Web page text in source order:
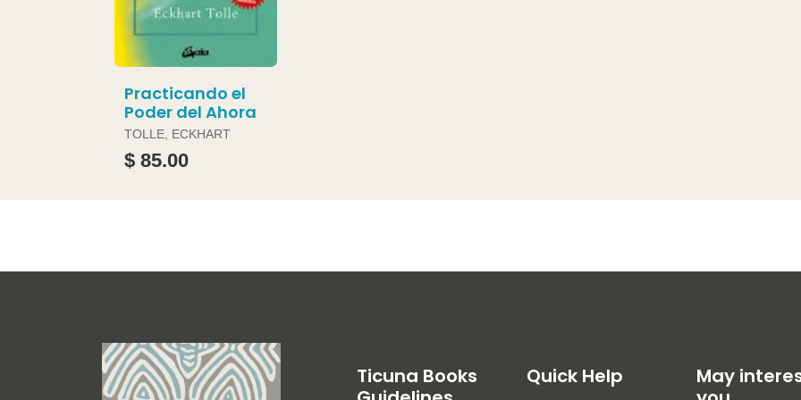
Practicando el
Poder del Ahora
TOLLE, ECKHART
$ 85.00
Ticuna Books
Quick Help
May